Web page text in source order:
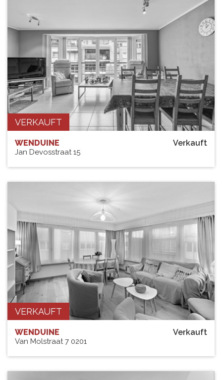
VERKAUFT
Verkauft
WENDUINE
Jan Devosstraat 15
VERKAUFT
Verkauft
WENDUINE
Van Molstraat 7 0201